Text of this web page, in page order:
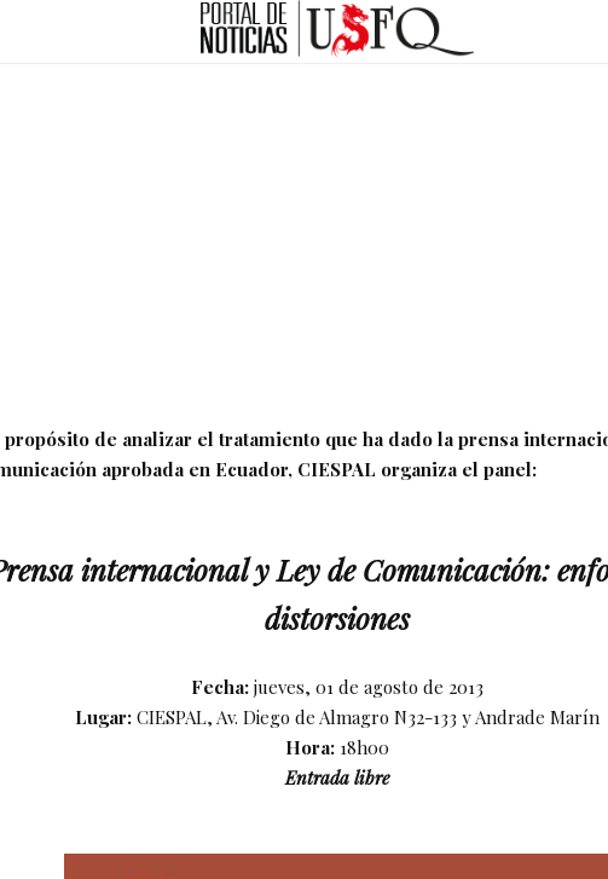
propósito de analizar el tratamiento que ha dado la prensa
aprobada en Ecuador, CIESPAL organiza el panel:
internacional y Ley de Comunicación:
distorsiones
Fecha: jueves, 01 de agosto de 2013
Lugar: CIESPAL, Av. Diego de Almagro N32-133 y Andrade Marín
Hora: 18h00
Entrada libre